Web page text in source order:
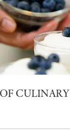
CULINARY